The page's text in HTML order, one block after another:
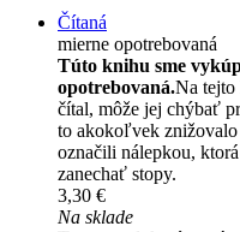
Čítaná
mierne opotrebovaná
Túto knihu sme
opotrebovaná.Na tejto
čítal, môže jej chýbať
to akokoľvek
označili nálepkou,
zanechať stopy.
3,30 €
Na sklade